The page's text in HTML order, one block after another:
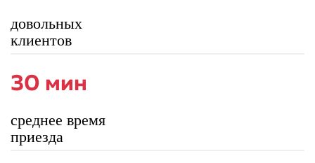
довольных
клиентов
30 мин
среднее время
приезда